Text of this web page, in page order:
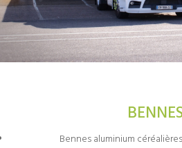
Bennes aluminium